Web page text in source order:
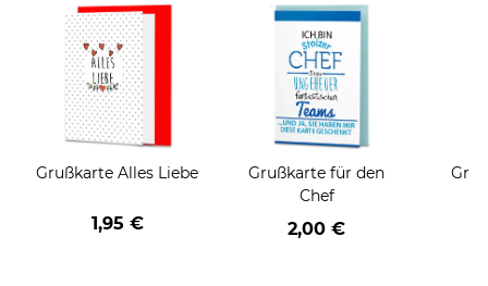
Grußkarte Alles Liebe
1,95 €
Grußkarte für den
Chef
2,00 €